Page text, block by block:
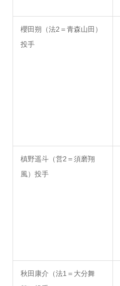
櫻田朔（法2＝青森山田）
投手
槙野遥斗（営2＝須磨翔
風）投手
秋田康介（法1＝大分舞